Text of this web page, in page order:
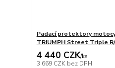
Padací protektory
TRIUMPH Street Triple
4 440 CZK/ks
3 669 CZK bez DPH